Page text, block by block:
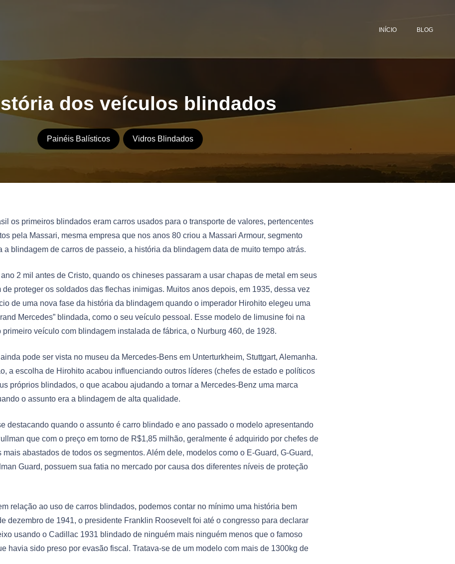
INÍCIO BLOG
dos veículos blindados
Painéis Balísticos Vidros Blindados
os primeiros blindados eram carros usados para o transporte de valores, pertencentes
pela Massari, mesma empresa que nos anos 80 criou a Massari Armour, segmento
a blindagem de carros de passeio, a história da blindagem data de muito tempo atrás.
2 mil antes de Cristo, quando os chineses passaram a usar chapas de metal em seus
de proteger os soldados das flechas inimigas. Muitos anos depois, em 1935, dessa vez
de uma nova fase da história da blindagem quando o imperador Hirohito elegeu uma
Mercedes” blindada, como o seu veículo pessoal. Esse modelo de limusine foi na
veículo com blindagem instalada de fábrica, o Nurburg 460, de 1928.
pode ser vista no museu da Mercedes-Bens em Unterturkheim, Stuttgart, Alemanha.
a escolha de Hirohito acabou influenciando outros líderes (chefes de estado e políticos
próprios blindados, o que acabou ajudando a tornar a Mercedes-Benz uma marca
o assunto era a blindagem de alta qualidade.
destacando quando o assunto é carro blindado e ano passado o modelo apresentando
que com o preço em torno de R$1,85 milhão, geralmente é adquirido por chefes de
abastados de todos os segmentos. Além dele, modelos como o E-Guard, G-Guard,
Guard, possuem sua fatia no mercado por causa dos diferentes níveis de proteção
relação ao uso de carros blindados, podemos contar no mínimo uma história bem
dezembro de 1941, o presidente Franklin Roosevelt foi até o congresso para declarar
usando o Cadillac 1931 blindado de ninguém mais ninguém menos que o famoso
havia sido preso por evasão fiscal. Tratava-se de um modelo com mais de 1300kg de